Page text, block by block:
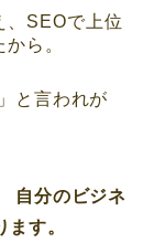
、SEOで上位
ら。
と言われが
自分のビジネ
す。